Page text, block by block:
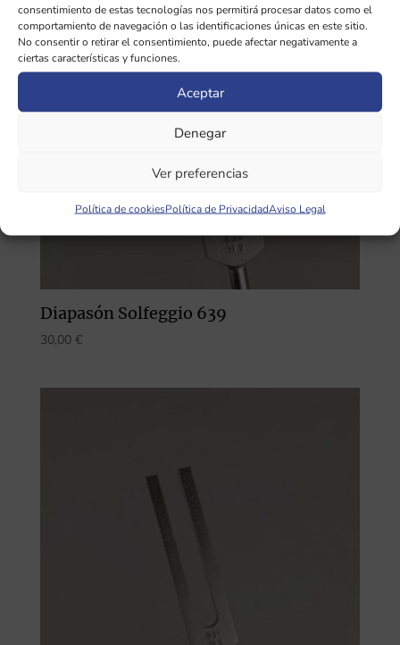
consentimiento de estas tecnologías nos permitirá procesar datos como el
comportamiento de navegación o las identificaciones únicas en este sitio.
No consentir o retirar el consentimiento, puede afectar negativamente a
ciertas características y funciones.
Aceptar
Denegar
Ver preferencias
Política de cookiesPolítica de PrivacidadAviso Legal
Diapasón Solfeggio 639
30,00 €